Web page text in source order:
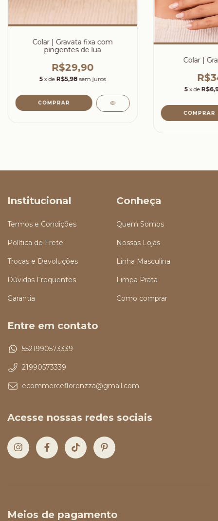
Colar | Gravata fixa com
pingentes de lua
R$29,90
5 x de R$5,98 sem juros
Colar |
5 x de
Institucional
Termos e Condições
Política de Frete
Trocas e Devoluções
Dúvidas Frequentes
Garantia
Conheça
Quem Somos
Nossas Lojas
Linha Masculina
Limpa Prata
Como comprar
Entre em contato
5521990573339
21990573339
ecommerceflorenzza@gmail.com
Acesse nossas redes sociais
Meios de pagamento